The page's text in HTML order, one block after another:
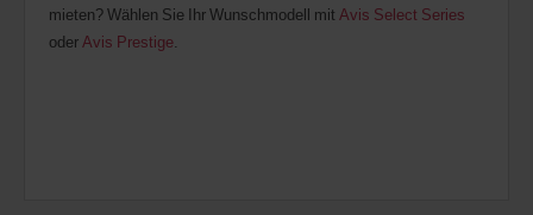
mieten? Wählen Sie Ihr Wunschmodell mit Avis Select Series
oderAvis Prestige.